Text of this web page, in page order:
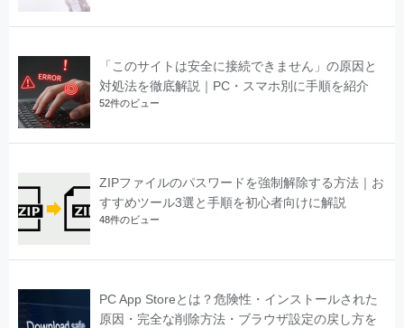
「このサイトは安全に接続できません」の原因と
対処法を徹底解説｜PC・スマホ別に手順を紹介
52件のビュー
ZIPファイルのパスワードを強制解除する方法｜お
すすめツール3選と手順を初心者向けに解説
48件のビュー
PC App Storeとは？危険性・インストールされた
原因・完全な削除方法・ブラウザ設定の戻し方を